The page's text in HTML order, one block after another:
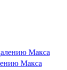
Макса